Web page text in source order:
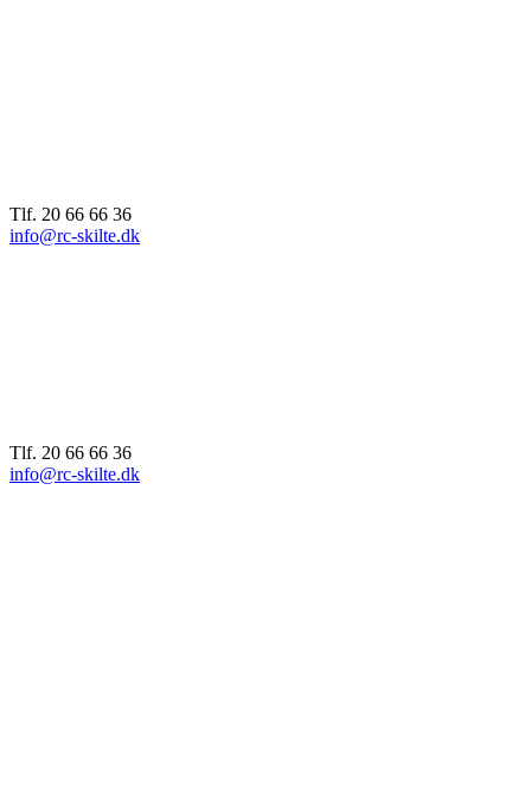
Tlf. 20 66 66 36
info@rc-skilte.dk
Tlf. 20 66 66 36
info@rc-skilte.dk